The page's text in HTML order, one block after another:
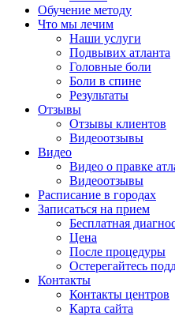
Обучение методу
Что мы лечим
Наши услуги
Подвывих атланта
Головные боли
Боли в спине
Результаты
Отзывы
Отзывы клиентов
Видеоотзывы
Видео
Видео о правке
Видеоотзывы
Расписание в городах
Записаться на прием
Бесплатная
Цена
После процедуры
Остерегайтесь
Контакты
Контакты центров
Карта сайта